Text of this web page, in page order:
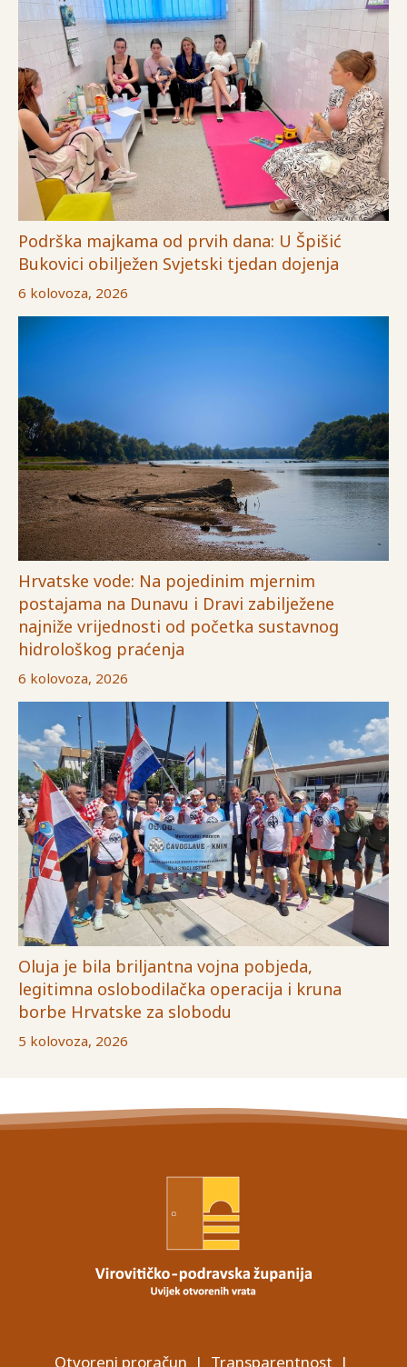
Podrška majkama od prvih dana: U Špišić
Bukovici obilježen Svjetski tjedan dojenja
6 kolovoza, 2026
Hrvatske vode: Na pojedinim mjernim
postajama na Dunavu i Dravi zabilježene
najniže vrijednosti od početka sustavnog
hidrološkog praćenja
6 kolovoza, 2026
Oluja je bila briljantna vojna pobjeda,
legitimna oslobodilačka operacija i kruna
borbe Hrvatske za slobodu
5 kolovoza, 2026
Otvoreni proračun | Transparentnost |